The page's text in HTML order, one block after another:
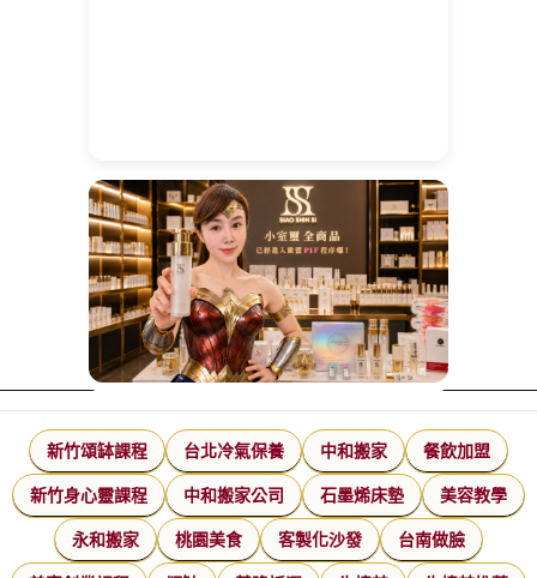
新竹頌缽課程 台北冷氣保養 中和搬家 餐飲加盟
新竹身心靈課程 中和搬家公司 石墨烯床墊 美容教學
永和搬家 桃園美食 客製化沙發 台南做臉